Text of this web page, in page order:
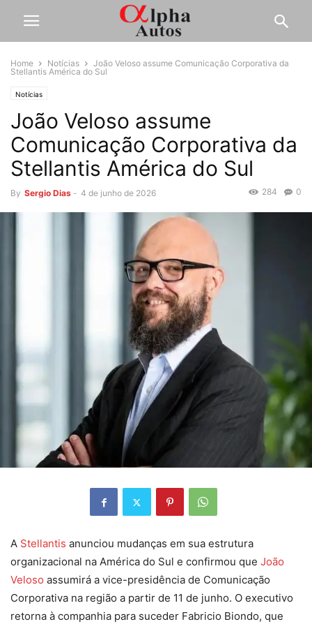
Home Notícias
João Veloso assume Comunicação Corporativa da
Stellantis América do Sul
Notícias
João Veloso assume
Comunicação Corporativa da
Stellantis América do Sul
By Sergio Dias - 4 de junho de 2026 0
284
A Stellantis anunciou mudanças em sua estrutura
organizacional na América do Sul e confirmou que João
Veloso assumirá a vice-presidência de Comunicação
Corporativa na região a partir de 11 de junho. O executivo
retorna à companhia para suceder Fabricio Biondo, que